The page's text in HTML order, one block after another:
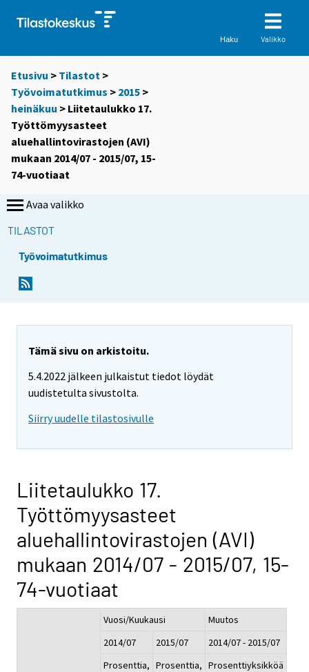
Haku Valikko
Etusivu > Tilastot >
Työvoimatutkimus > 2015 >
heinäkuu > Liitetaulukko 17.
Työttömyysasteet
aluehallintovirastojen (AVI)
mukaan 2014/07 - 2015/07, 15-
74-vuotiaat
Avaa valikko
TILASTOT
Työvoimatutkimus
Tämä sivu on arkistoitu.
5.4.2022 jälkeen julkaistut tiedot löydät
uudistetulta sivustolta.
Siirry uudelle tilastosivulle
Liitetaulukko 17.
Työttömyysasteet
aluehallintovirastojen (AVI)
mukaan 2014/07 - 2015/07, 15-
74-vuotiaat
Vuosi/Kuukausi
Muutos
2014/07
2015/07
2014/07 - 2015/07
Prosenttia, Prosenttia, Prosenttiyksikköä